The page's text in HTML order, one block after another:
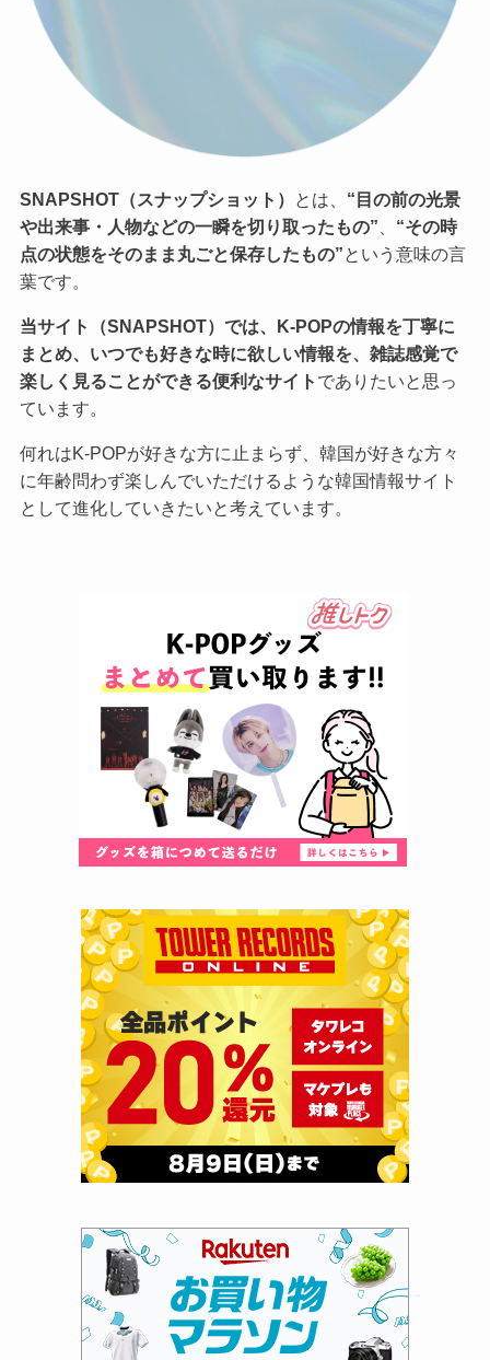
SNAPSHOT（スナップショット） とは、 “目の前の光景
や出来事・人物などの一瞬を切り取ったもの”
“その時
点の状態をそのまま丸ごと保存したもの”という意味の言
葉です。
当サイト（SNAPSHOT）では、K-POPの情報を丁寧に
まとめ、いつでも好きな時に欲しい情報を、雑誌感覚で
楽しく見ることができる便利なサイト でありたいと思っ
ています。
何れはK-POPが好きな方に止まらず、韓国が好きな方々
に年齢問わず楽しんでいただけるような韓国情報サイト
として進化していきたいと考えています。